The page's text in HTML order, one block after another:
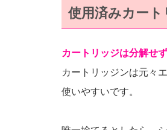
使用済みカー
カートリッジは分解せ
カートリッジンは元々
使いやすいです。